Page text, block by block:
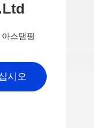
스탬핑
시오